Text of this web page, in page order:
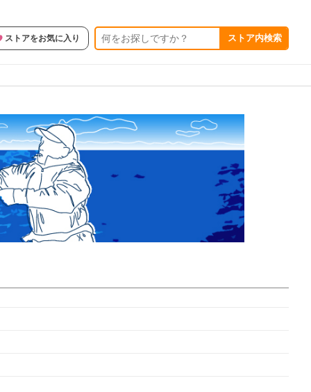
ストアをお気に入り ストア内検索